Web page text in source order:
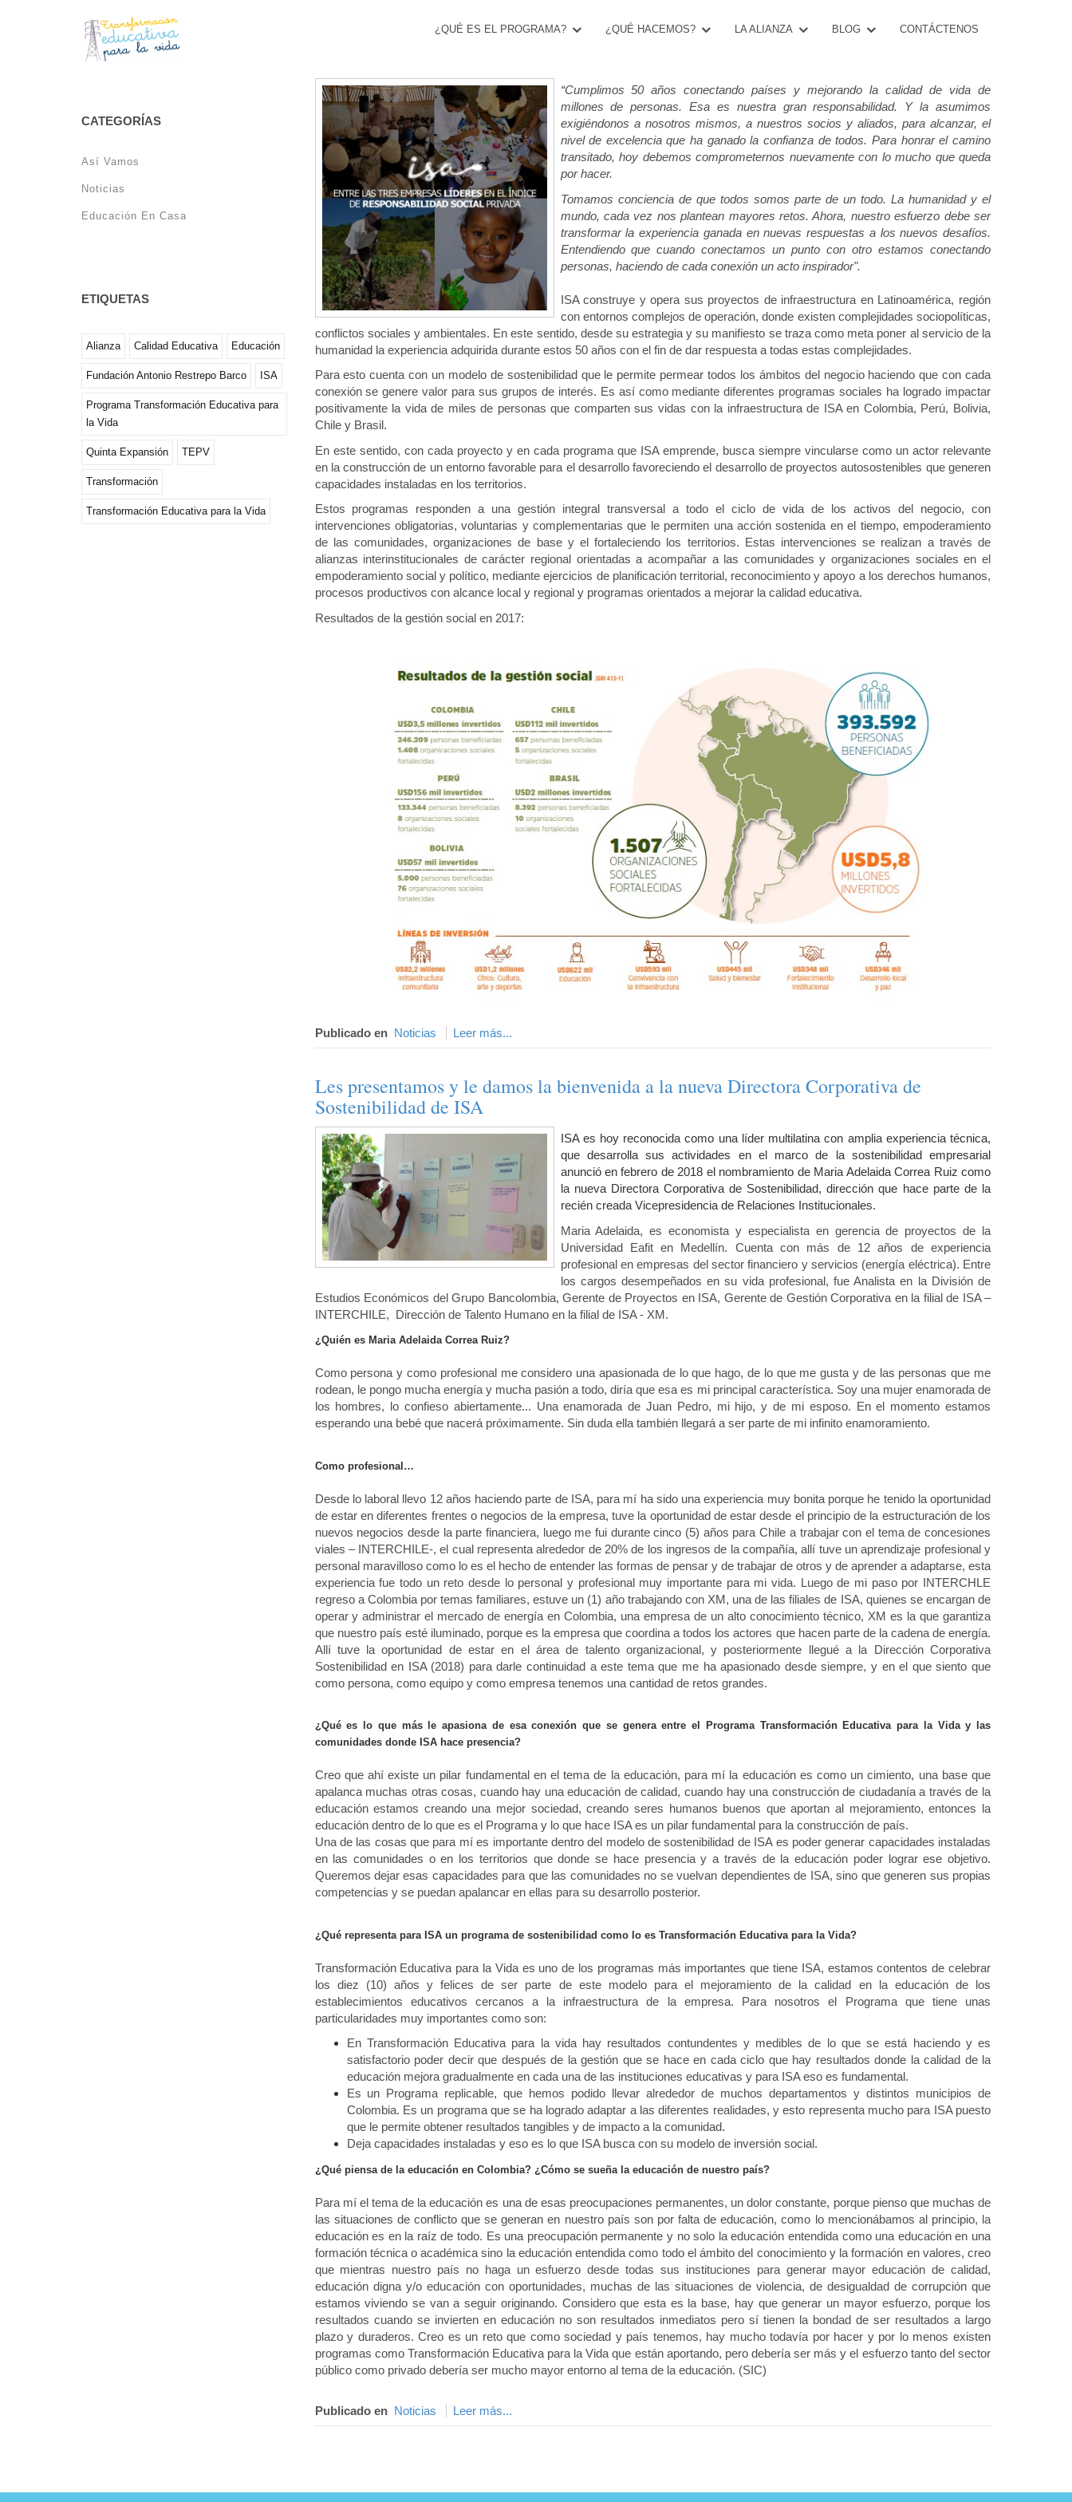
¿QUÉ ES EL PROGRAMA? ¿QUÉ HACEMOS? LA ALIANZA BLOG CONTÁCTENOS
“Cumplimos 50 años conectando países y mejorando la calidad de vida de
millones de personas. Esa es nuestra gran responsabilidad. Y la asumimos
exigiéndonos a nosotros mismos, a nuestros socios y aliados, para alcanzar, el
nivel de excelencia que ha ganado la confianza de todos. Para honrar el camino
transitado, hoy debemos comprometernos nuevamente con lo mucho que queda
por hacer.
Tomamos conciencia de que todos somos parte de un todo. La humanidad y el
mundo, cada vez nos plantean mayores retos. Ahora, nuestro esfuerzo debe ser
transformar la experiencia ganada en nuevas respuestas a los nuevos desafíos.
Entendiendo que cuando conectamos un punto con otro estamos conectando
personas, haciendo de cada conexión un acto inspirador".
ISA construye y opera sus proyectos de infraestructura en Latinoamérica, región
con entornos complejos de operación, donde existen complejidades sociopolíticas,
conflictos sociales y ambientales. En este sentido, desde su estrategia y su manifiesto se traza como meta poner al servicio de la
humanidad la experiencia adquirida durante estos 50 años con el fin de dar respuesta a todas estas complejidades.
Para esto cuenta con un modelo de sostenibilidad que le permite permear todos los ámbitos del negocio haciendo que con cada
conexión se genere valor para sus grupos de interés. Es así como mediante diferentes programas sociales ha logrado impactar
positivamente la vida de miles de personas que comparten sus vidas con la infraestructura de ISA en Colombia, Perú, Bolivia,
Chile y Brasil.
En este sentido, con cada proyecto y en cada programa que ISA emprende, busca siempre vincularse como un actor relevante
en la construcción de un entorno favorable para el desarrollo favoreciendo el desarrollo de proyectos autosostenibles que generen
capacidades instaladas en los territorios.
Estos programas responden a una gestión integral transversal a todo el ciclo de vida de los activos del negocio, con
intervenciones obligatorias, voluntarias y complementarias que le permiten una acción sostenida en el tiempo, empoderamiento
de las comunidades, organizaciones de base y el fortaleciendo los territorios. Estas intervenciones se realizan a través de
alianzas interinstitucionales de carácter regional orientadas a acompañar a las comunidades y organizaciones sociales en el
empoderamiento social y político, mediante ejercicios de planificación territorial, reconocimiento y apoyo a los derechos humanos,
procesos productivos con alcance local y regional y programas orientados a mejorar la calidad educativa.
Resultados de la gestión social en 2017:
Publicado en Noticias Leer más...
Les presentamos y le damos la bienvenida a la nueva Directora Corporativa de
Sostenibilidad de ISA
ISA es hoy reconocida como una líder multilatina con amplia experiencia técnica,
que desarrolla sus actividades en el marco de la sostenibilidad empresarial
anunció en febrero de 2018 el nombramiento de Maria Adelaida Correa Ruiz como
la nueva Directora Corporativa de Sostenibilidad, dirección que hace parte de la
recién creada Vicepresidencia de Relaciones Institucionales.
Maria Adelaida, es economista y especialista en gerencia de proyectos de la
Universidad Eafit en Medellín. Cuenta con más de 12 años de experiencia
profesional en empresas del sector financiero y servicios (energía eléctrica). Entre
los cargos desempeñados en su vida profesional, fue Analista en la División de
Estudios Económicos del Grupo Bancolombia, Gerente de Proyectos en ISA, Gerente de Gestión Corporativa en la filial de ISA –
INTERCHILE, Dirección de Talento Humano en la filial de ISA - XM.
¿Quién es Maria Adelaida Correa Ruiz?
Como persona y como profesional me considero una apasionada de lo que hago, de lo que me gusta y de las personas que me
rodean, le pongo mucha energía y mucha pasión a todo, diría que esa es mi principal característica. Soy una mujer enamorada de
los hombres, lo confieso abiertamente... Una enamorada de Juan Pedro, mi hijo, y de mi esposo. En el momento estamos
esperando una bebé que nacerá próximamente. Sin duda ella también llegará a ser parte de mi infinito enamoramiento.
Como profesional…
Desde lo laboral llevo 12 años haciendo parte de ISA, para mí ha sido una experiencia muy bonita porque he tenido la oportunidad
de estar en diferentes frentes o negocios de la empresa, tuve la oportunidad de estar desde el principio de la estructuración de los
nuevos negocios desde la parte financiera, luego me fui durante cinco (5) años para Chile a trabajar con el tema de concesiones
viales – INTERCHILE-, el cual representa alrededor de 20% de los ingresos de la compañía, allí tuve un aprendizaje profesional y
personal maravilloso como lo es el hecho de entender las formas de pensar y de trabajar de otros y de aprender a adaptarse, esta
experiencia fue todo un reto desde lo personal y profesional muy importante para mi vida. Luego de mi paso por INTERCHLE
regreso a Colombia por temas familiares, estuve un (1) año trabajando con XM, una de las filiales de ISA, quienes se encargan de
operar y administrar el mercado de energía en Colombia, una empresa de un alto conocimiento técnico, XM es la que garantiza
que nuestro país esté iluminado, porque es la empresa que coordina a todos los actores que hacen parte de la cadena de energía.
Allí tuve la oportunidad de estar en el área de talento organizacional, y posteriormente llegué a la Dirección Corporativa
Sostenibilidad en ISA (2018) para darle continuidad a este tema que me ha apasionado desde siempre, y en el que siento que
como persona, como equipo y como empresa tenemos una cantidad de retos grandes.
¿Qué es lo que más le apasiona de esa conexión que se genera entre el Programa Transformación Educativa para la Vida y las
comunidades donde ISA hace presencia?
Creo que ahí existe un pilar fundamental en el tema de la educación, para mí la educación es como un cimiento, una base que
apalanca muchas otras cosas, cuando hay una educación de calidad, cuando hay una construcción de ciudadanía a través de la
educación estamos creando una mejor sociedad, creando seres humanos buenos que aportan al mejoramiento, entonces la
educación dentro de lo que es el Programa y lo que hace ISA es un pilar fundamental para la construcción de país.
Una de las cosas que para mí es importante dentro del modelo de sostenibilidad de ISA es poder generar capacidades instaladas
en las comunidades o en los territorios que donde se hace presencia y a través de la educación poder lograr ese objetivo.
Queremos dejar esas capacidades para que las comunidades no se vuelvan dependientes de ISA, sino que generen sus propias
competencias y se puedan apalancar en ellas para su desarrollo posterior.
¿Qué representa para ISA un programa de sostenibilidad como lo es Transformación Educativa para la Vida?
Transformación Educativa para la Vida es uno de los programas más importantes que tiene ISA, estamos contentos de celebrar
los diez (10) años y felices de ser parte de este modelo para el mejoramiento de la calidad en la educación de los
establecimientos educativos cercanos a la infraestructura de la empresa. Para nosotros el Programa que tiene unas
particularidades muy importantes como son:
En Transformación Educativa para la vida hay resultados contundentes y medibles de lo que se está haciendo y es
satisfactorio poder decir que después de la gestión que se hace en cada ciclo que hay resultados donde la calidad de la
educación mejora gradualmente en cada una de las instituciones educativas y para ISA eso es fundamental.
Es un Programa replicable, que hemos podido llevar alrededor de muchos departamentos y distintos municipios de
Colombia. Es un programa que se ha logrado adaptar a las diferentes realidades, y esto representa mucho para ISA puesto
que le permite obtener resultados tangibles y de impacto a la comunidad.
Deja capacidades instaladas y eso es lo que ISA busca con su modelo de inversión social.
¿Qué piensa de la educación en Colombia? ¿Cómo se sueña la educación de nuestro país?
Para mí el tema de la educación es una de esas preocupaciones permanentes, un dolor constante, porque pienso que muchas de
las situaciones de conflicto que se generan en nuestro país son por falta de educación, como lo mencionábamos al principio, la
educación es en la raíz de todo. Es una preocupación permanente y no solo la educación entendida como una educación en una
formación técnica o académica sino la educación entendida como todo el ámbito del conocimiento y la formación en valores, creo
que mientras nuestro país no haga un esfuerzo desde todas sus instituciones para generar mayor educación de calidad,
educación digna y/o educación con oportunidades, muchas de las situaciones de violencia, de desigualdad de corrupción que
estamos viviendo se van a seguir originando. Considero que esta es la base, hay que generar un mayor esfuerzo, porque los
resultados cuando se invierten en educación no son resultados inmediatos pero sí tienen la bondad de ser resultados a largo
plazo y duraderos. Creo es un reto que como sociedad y país tenemos, hay mucho todavía por hacer y por lo menos existen
programas como Transformación Educativa para la Vida que están aportando, pero debería ser más y el esfuerzo tanto del sector
público como privado debería ser mucho mayor entorno al tema de la educación. (SIC)
Publicado en Noticias Leer más...
CATEGORÍAS
Así Vamos
Noticias
Educación En Casa
ETIQUETAS
Alianza Calidad Educativa Educación
Fundación Antonio Restrepo Barco ISA
Programa Transformación Educativa para
la Vida
Quinta Expansión TEPV
Transformación
Transformación Educativa para la Vida